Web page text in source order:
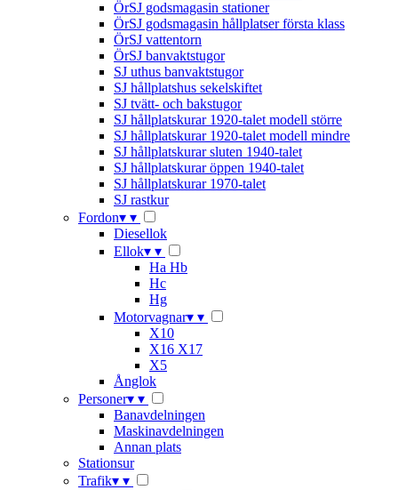
ÖrSJ godsmagasin stationer
ÖrSJ godsmagasin hållplatser första klass
ÖrSJ vattentorn
ÖrSJ banvaktstugor
SJ uthus banvaktstugor
SJ hållplatshus sekelskiftet
SJ tvätt- och bakstugor
SJ hållplatskurar 1920-talet modell större
SJ hållplatskurar 1920-talet modell mindre
SJ hållplatskurar sluten 1940-talet
SJ hållplatskurar öppen 1940-talet
SJ hållplatskurar 1970-talet
SJ rastkur
Fordon▾ ▾
Diesellok
Ellok▾ ▾
Ha Hb
Hc
Hg
Motorvagnar▾ ▾
X10
X16 X17
X5
Ånglok
Personer▾ ▾
Banavdelningen
Maskinavdelningen
Annan plats
Stationsur
Trafik▾ ▾